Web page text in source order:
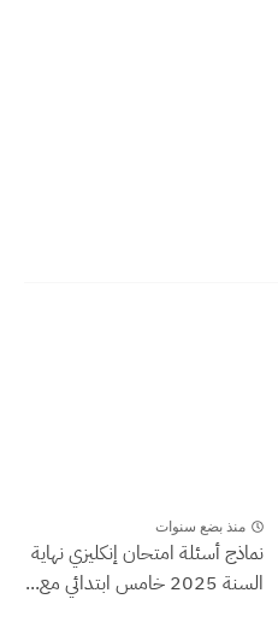
منذ بضع سنوات
نماذج أسئلة امتحان إنكليزي نهاية
السنة 2025 خامس ابتدائي مع...